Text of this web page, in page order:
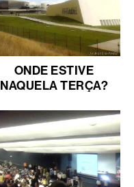
ONDE ESTIVE
NAQUELA TERÇA?